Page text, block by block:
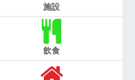
施設
飲食